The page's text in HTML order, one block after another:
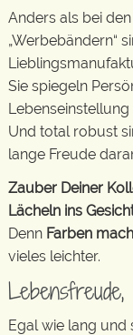
Anders als bei
„Werbebändern“
Sie spiegeln
Lebenseinstellung
Und total robust
lange Freude
Zauber Deiner
Lächeln ins
Denn Farben
vieles leichter.
Egal wie lang und